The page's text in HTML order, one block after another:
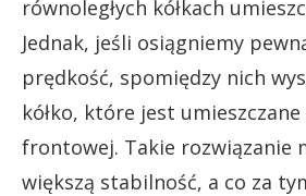
równoległych kółkach
Jednak, jeśli osiągniemy
prędkość, spomiędzy nich
kółko, które jest umieszczane
frontowej. Takie rozwiązanie
większą stabilność, a co za